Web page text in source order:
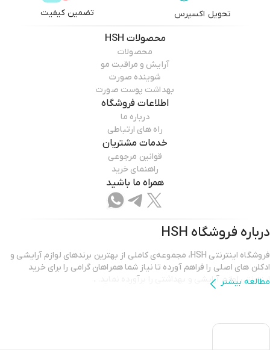
تحویل اکسپرس تضمین کیفیت
محصولات HSH
محصولات
آرایش و مراقبت مو
شوینده صورت
بهداشت پوست صورت
اطلاعات فروشگاه
درباره ما
راه های ارتباطی
خدمات مشتریان
قوانین مرجوعی
راهنمای خرید
همراه ما باشید
درباره فروشگاه HSH
فروشگاه اینترنتی HSH، مجموعه‌ی کاملی از بهترین برندهای لوازم آرایشی و
ادکلن های اصلی را فراهم آورده تا نیاز شما همراهان گرامی را برای خرید
اینترنتی لوازم آرایشی و بهداشتی را برآورده نماید. . مطالعه بیشتر